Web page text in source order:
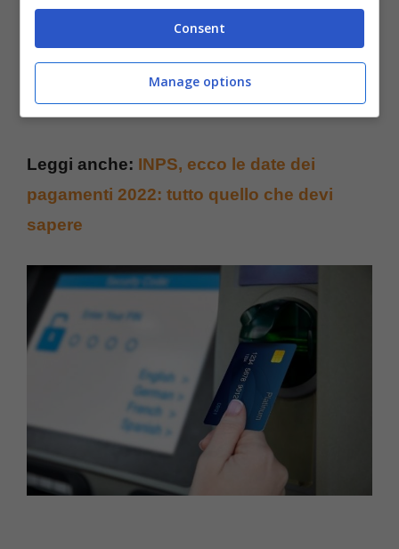
Leggi anche: INPS, ecco le date dei
pagamenti 2022: tutto quello che devi
sapere
Consent
Manage options